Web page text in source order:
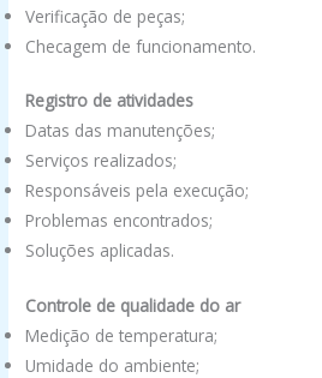
Verificação de peças;
Checagem de funcionamento.
Registro de atividades
Datas das manutenções;
Serviços realizados;
Responsáveis pela execução;
Problemas encontrados;
Soluções aplicadas.
Controle de qualidade do ar
Medição de temperatura;
Umidade do ambiente;